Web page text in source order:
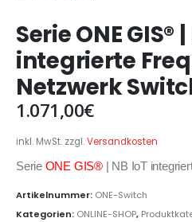
Serie ONE GIS®
integrierte
Netzwerk
1.071,00€
inkl. MwSt. zzgl.Versandkosten
Serie ONE GIS®| NB IoT
Artikelnummer: ONE-Switch
Kategorien: ONLINE-SHOP,